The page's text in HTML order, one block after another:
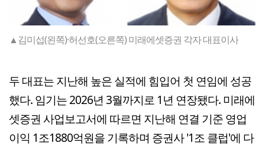
▲김미섭(왼쪽)·허선호(오른쪽) 미래에셋증권 각자 대표이사
두 대표는 지난해 높은 실적에 힘입어 첫 연임에 성공
했다. 임기는 2026년 3월까지로 1년 연장됐다. 미래에
셋증권 사업보고서에 따르면 지난해 연결 기준 영업
이익 1조1880억원을 기록하며 증권사 '1조 클럽'에 다